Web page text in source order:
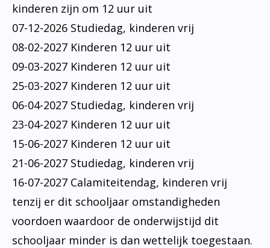
kinderen zijn om 12 uur uit
07-12-2026 Studiedag, kinderen vrij
08-02-2027 Kinderen 12 uur uit
09-03-2027 Kinderen 12 uur uit
25-03-2027 Kinderen 12 uur uit
06-04-2027 Studiedag, kinderen vrij
23-04-2027 Kinderen 12 uur uit
15-06-2027 Kinderen 12 uur uit
21-06-2027 Studiedag, kinderen vrij
16-07-2027 Calamiteitendag, kinderen vrij
tenzij er dit schooljaar omstandigheden
voordoen waardoor de onderwijstijd dit
schooljaar minder is dan wettelijk toegestaan.